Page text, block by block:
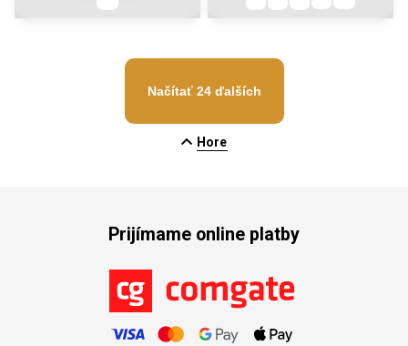
Načítať 24 ďalších
Hore
Prijímame online platby